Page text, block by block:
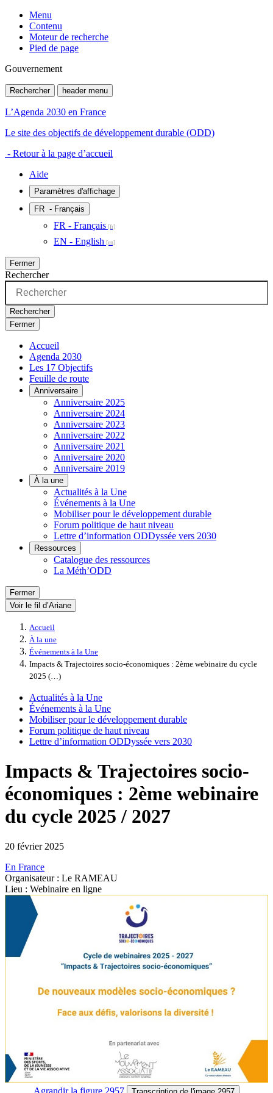
Menu
Contenu
Moteur de recherche
Pied de page
Gouvernement
Rechercher header menu
L’Agenda 2030 en France
Le site des objectifs de développement durable (ODD)
- Retour à la page d’accueil
Aide
Paramètres d'affichage
FR - Français
FR - Français
EN - English
Fermer
Rechercher
Rechercher
Fermer
Accueil
Agenda 2030
Les 17 Objectifs
Feuille de route
Anniversaire
Anniversaire 2025
Anniversaire 2024
Anniversaire 2023
Anniversaire 2022
Anniversaire 2021
Anniversaire 2020
Anniversaire 2019
À la une
Actualités à la Une
Événements à la Une
Mobiliser pour le développement durable
Forum politique de haut niveau
Lettre d’information ODDyssée vers 2030
Ressources
Catalogue des ressources
La Méth’ODD
Fermer
Voir le fil d’Ariane
Accueil
À la une
Événements à la Une
Impacts & Trajectoires socio-économiques : 2ème webinaire du cycle
2025 (…)
Actualités à la Une
Événements à la Une
Mobiliser pour le développement durable
Forum politique de haut niveau
Lettre d’information ODDyssée vers 2030
Impacts & Trajectoires socio-
économiques : 2ème webinaire
du cycle 2025 / 2027
20 février 2025
En France
Organisateur : Le RAMEAU
Lieu : Webinaire en ligne
Agrandirla figure 2957